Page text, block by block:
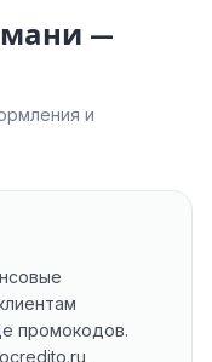
—
и
промокодов.